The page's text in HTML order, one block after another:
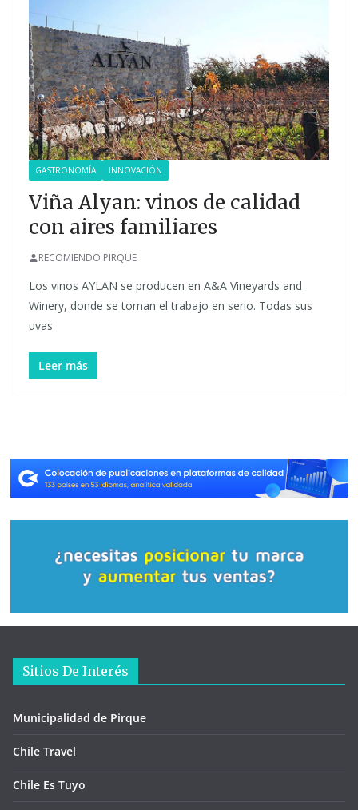
GASTRONOMÍA INNOVACIÓN
Viña Alyan: vinos de calidad
con aires familiares
RECOMIENDO PIRQUE
Los vinos AYLAN se producen en A&A Vineyards and
Winery, donde se toman el trabajo en serio. Todas sus
uvas
Leer más
Sitios De Interés
Municipalidad de Pirque
Chile Travel
Chile Es Tuyo